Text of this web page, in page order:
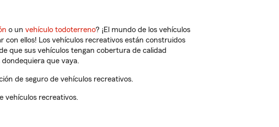
o un vehículo todoterreno? ¡El mundo de los vehículos
ellos! Los vehículos recreativos están construidos
que sus vehículos tengan cobertura de calidad
que vaya.
de seguro de vehículos recreativos.
vehículos recreativos.